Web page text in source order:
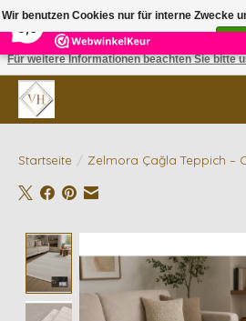
5 Reviews
✓ Gratis verzending vanaf €200 | ✓ 14 dagen
Startseite / Zelmora Çağla Teppich –
Wir benutzen Cookies nur für interne Zwecke
Ist das in Ordnung?
Für weitere Informationen beachten Sie bitte